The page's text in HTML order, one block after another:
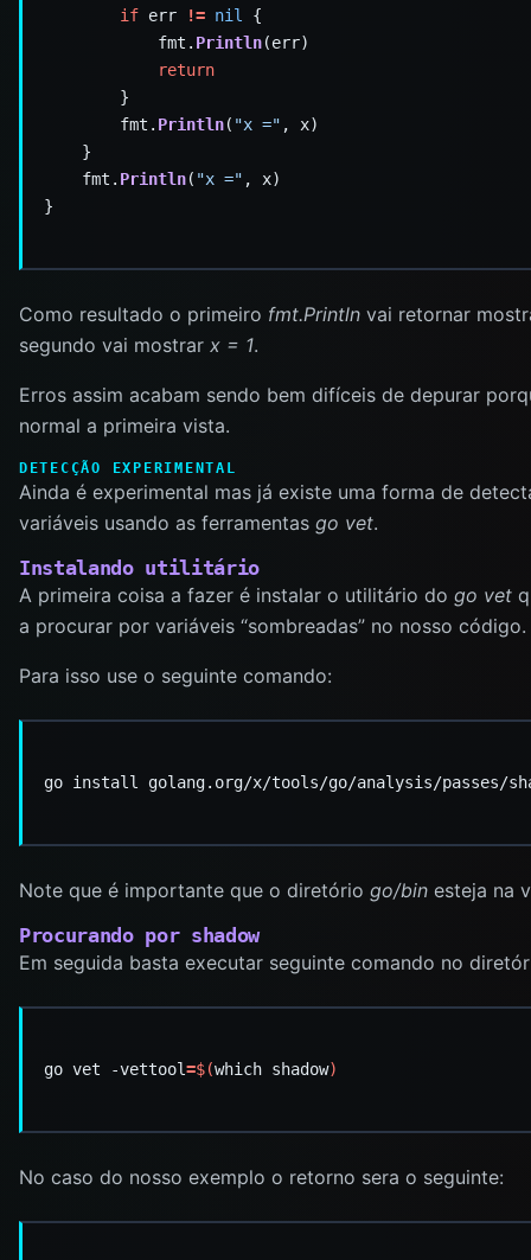
if err != nil
            fmt.
Println
return
        fmt.
Println( "x ="
    fmt.
Println( "x ="
Como resultado o primeiro fmt.Println vai retornar
segundo vai mostrar x = 1.
Erros assim acabam sendo bem difíceis de depurar
normal a primeira vista.
DETECÇÃO EXPERIMENTAL
Ainda é experimental mas já existe uma forma de
variáveis usando as ferramentas go vet.
Instalando utilitário
A primeira coisa a fazer é instalar o utilitário do go vet
a procurar por variáveis “sombreadas” no nosso código.
Para isso use o seguinte comando:
Note que é importante que o diretório go/bin esteja na
Procurando por shadow
Em seguida basta executar seguinte comando no
go vet -vettool=$(which shadow)
No caso do nosso exemplo o retorno sera o seguinte: